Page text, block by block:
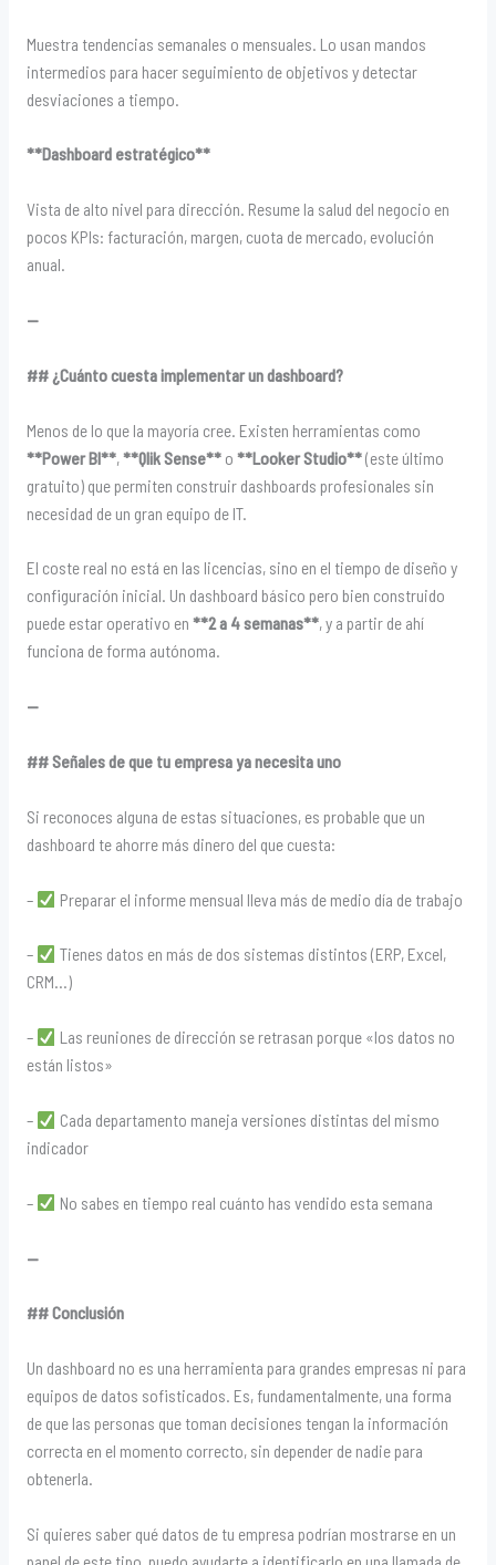
Muestra tendencias semanales o mensuales. Lo usan mandos
intermedios para hacer seguimiento de objetivos y detectar
desviaciones a tiempo.
**Dashboard estratégico**
Vista de alto nivel para dirección. Resume la salud del negocio en
pocos KPIs: facturación, margen, cuota de mercado, evolución
anual.
—
## ¿Cuánto cuesta implementar un dashboard?
Menos de lo que la mayoría cree. Existen herramientas como
**Power BI**,**Qlik Sense**o **Looker Studio**(este último
gratuito) que permiten construir dashboards profesionales sin
necesidad de un gran equipo de IT.
El coste real no está en las licencias, sino en el tiempo de diseño y
configuración inicial. Un dashboard básico pero bien construido
puede estar operativo en **2 a 4 semanas**, y a partir de ahí
funciona de forma autónoma.
—
## Señales de que tu empresa ya necesita uno
Si reconoces alguna de estas situaciones, es probable que un
dashboard te ahorre más dinero del que cuesta:
– Preparar el informe mensual lleva más de medio día de trabajo
–
Tienes datos en más de dos sistemas distintos (ERP, Excel,
CRM…)
–
Las reuniones de dirección se retrasan porque «los datos no
están listos»
–
Cada departamento maneja versiones distintas del mismo
indicador
– No sabes en tiempo real cuánto has vendido esta semana
—
## Conclusión
Un dashboard no es una herramienta para grandes empresas ni para
equipos de datos sofisticados. Es, fundamentalmente, una forma
de que las personas que toman decisiones tengan la información
correcta en el momento correcto, sin depender de nadie para
obtenerla.
Si quieres saber qué datos de tu empresa podrían mostrarse en un